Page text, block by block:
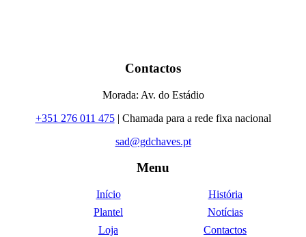
Contactos
Morada: Av. do Estádio
+351 276 011 475| Chamada para a rede fixa nacional
sad@gdchaves.pt
Menu
Início
História
Plantel
Notícias
Loja
Contactos